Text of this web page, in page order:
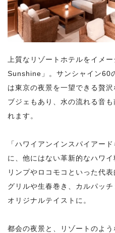
上質なリゾートホテルをイメ
Sunshine」。サンシャイン60
は東京の夜景を一望できる贅
ブジェもあり、水の流れる音
れます。
「ハワイアンインスパイアー
に、他にはない革新的なハワ
リンプやロコモコといった代
グリルや生春巻き、カルパッ
オリジナルテイストに。
都会の夜景と、リゾートのよ